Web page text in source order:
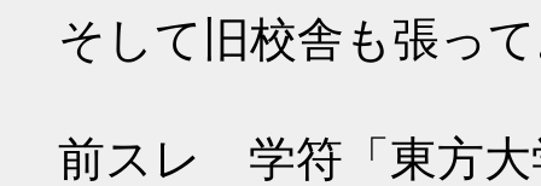
そして旧校舎も張っ
前スレ 学符「東方